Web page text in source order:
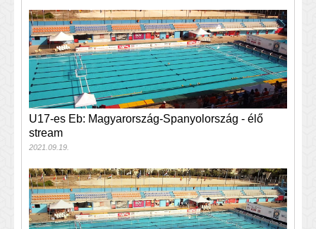
U17-es Eb: Magyarország-Spanyolország - élő
stream
2021.09.19.